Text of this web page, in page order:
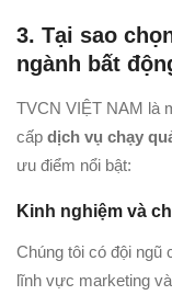
3. Tại sao
ngành bất
TVCN VIỆT NAM là
cấp dịch vụ chạy
ưu điểm nổi bật:
Kinh nghiệm và
Chúng tôi có đội ngũ
lĩnh vực marketing